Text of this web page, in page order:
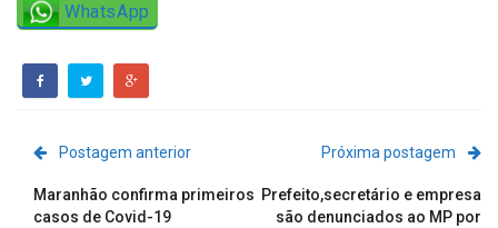
WhatsApp
Postagem anterior
Maranhão confirma primeiros
casos de Covid-19
Próxima postagem
Prefeito,secretário e empresa
são denunciados ao MP por